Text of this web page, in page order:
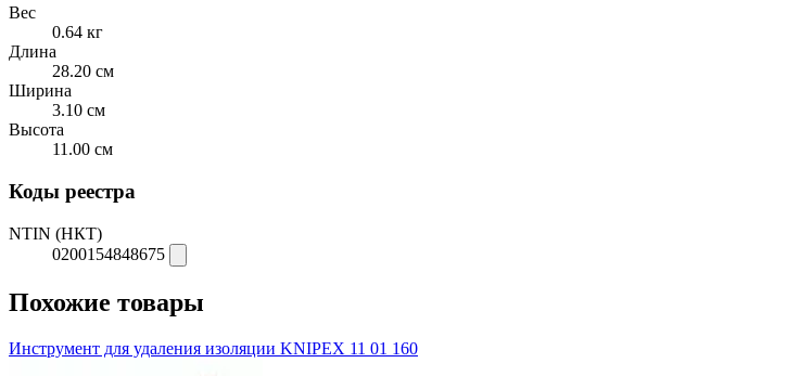
Вес
0.64 кг
Длина
28.20 см
Ширина
3.10 см
Высота
11.00 см
Коды реестра
NTIN (НКТ)
0200154848675
Похожие товары
Инструмент для удаления изоляции KNIPEX 11 01 160